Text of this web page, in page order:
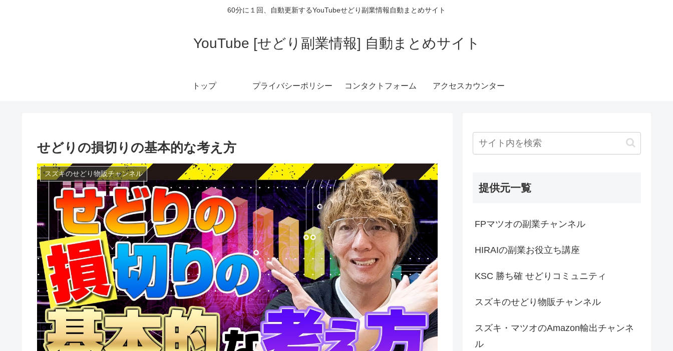
60分に１回、自動更新するYouTubeせどり副業情報自動まとめサイト
YouTube [せどり副業情報] 自動まとめサイト
トップ プライバシーポリシー コンタクトフォーム アクセスカウンター
せどりの損切りの基本的な考え方
スズキのせどり物販チャンネル
提供元一覧
FPマツオの副業チャンネル
HIRAIの副業お役立ち講座
KSC 勝ち確 せどりコミュニティ
スズキのせどり物販チャンネル
スズキ・マツオのAmazon輸出チャンネ
ル